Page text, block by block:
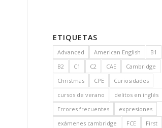
ETIQUETAS
Advanced American English
B1
B2
C1 C2 CAE
Cambridge
Christmas
CPE
Curiosidades
cursos de verano
delitos en inglés
Errores frecuentes
expresiones
exámenes cambridge
FCE
First